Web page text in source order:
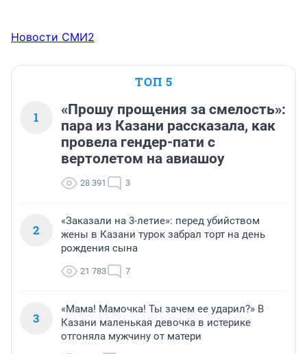
Новости СМИ2
ТОП 5
1
«Прошу прощения за смелость»:
пара из Казани рассказала, как
провела гендер-пати с
вертолетом на авиашоу
28 391 3
2
«Заказали на 3-летие»: перед убийством
жены в Казани турок забрал торт на день
рождения сына
21 783 7
3
«Мама! Мамочка! Ты зачем ее ударил?» В
Казани маленькая девочка в истерике
отгоняла мужчину от матери